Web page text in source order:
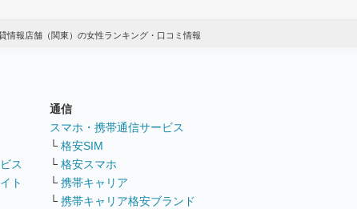
情報店舗（関東）の女性ランキング・口コミ情報
ス
ト
通信
スマホ・携帯通信サービス
└ 格安SIM
└ 格安スマホ
└ 携帯キャリア
└ 携帯キャリア格安ブランド